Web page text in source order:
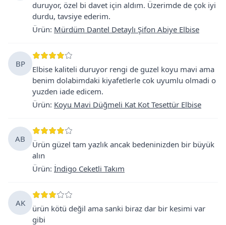
duruyor, özel bi davet için aldım. Üzerimde de çok iyi
durdu, tavsiye ederim.
Ürün: Mürdüm Dantel Detaylı Şifon Abiye Elbise
BP
Elbise kaliteli duruyor rengi de guzel koyu mavi ama
benim dolabimdaki kiyafetlerle cok uyumlu olmadi o
yuzden iade edicem.
Ürün: Koyu Mavi Düğmeli Kat Kot Tesettür Elbise
AB
Ürün güzel tam yazlık ancak bedeninizden bir büyük
alın
Ürün: İndigo Ceketli Takım
AK
ürün kötü değil ama sanki biraz dar bir kesimi var
gibi